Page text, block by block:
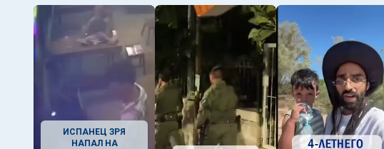
ИСПАНЕЦ ЗРЯ
НАПАЛ НА